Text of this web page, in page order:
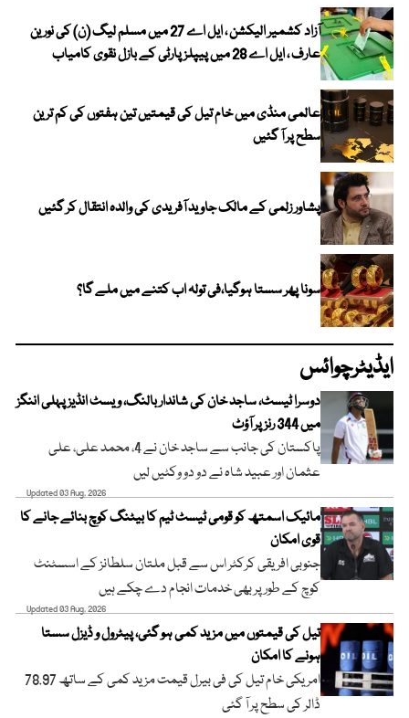
آزاد کشمیر الیکشن ، ایل اے 27 میں مسلم لیگ (ن) کی نورین
عارف ، ایل اے 28 میں پیپلز پارٹی کے بازل نقوی کامیاب
عالمی منڈی میں خام تیل کی قیمتیں تین ہفتوں کی کم ترین
سطح پر آ گئیں
پشاور زلمی کے مالک جاوید آفریدی کی والدہ انتقال کر گئیں
سونا پھر سستا ہوگیا،فی تولہ اب کتنے میں ملے گا؟
ایڈیٹرچوائس
دوسرا ٹیسٹ، ساجد خان کی شاندار بالنگ، ویسٹ انڈیز پہلی اننگز
میں 344 رنز پر آؤٹ
پاکستان کی جانب سے ساجد خان نے 4، محمد علی، علی
عثمان اور عبید شاہ نے دو دو وکٹیں لیں
Updated 03 Aug, 2026
مائیک اسمتھ کو قومی ٹیسٹ ٹیم کا بیٹنگ کوچ بنائے جانے کا
قوی امکان
جنوبی افریقی کرکٹر اس سے قبل ملتان سلطانز کے اسسٹنٹ
کوچ کے طور پر بھی خدمات انجام دے چکے ہیں
Updated 03 Aug, 2026
تیل کی قیمتوں میں مزید کمی ہو گئی، پیٹرول و ڈیزل سستا
ہونے کا امکان
امریکی خام تیل کی فی بیرل قیمت مزید کمی کے ساتھ 78.97
ڈالر کی سطح پر آ گئی